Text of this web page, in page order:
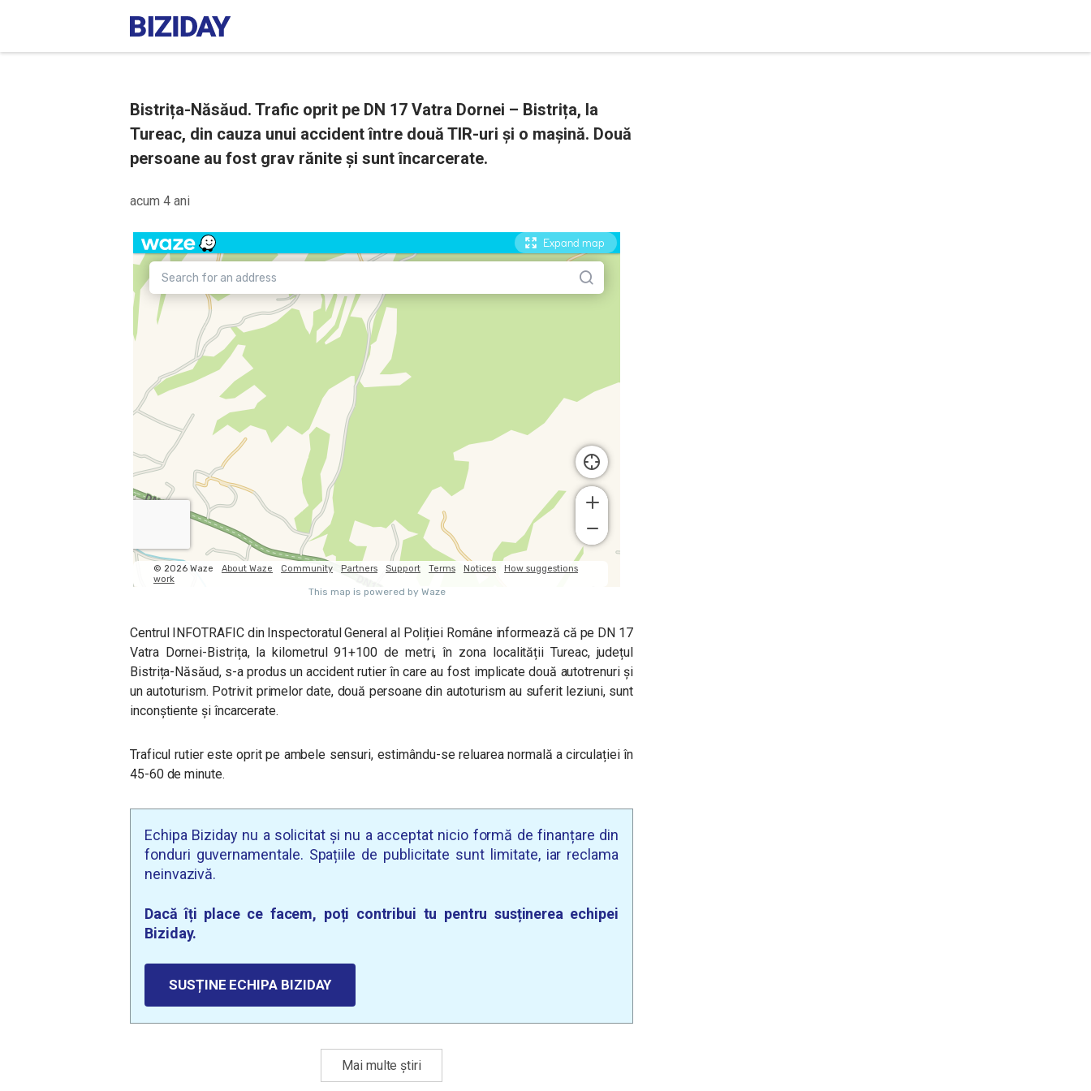
Bistrița-Năsăud. Trafic oprit pe DN 17 Vatra Dornei – Bistrița, la
Tureac, din cauza unui accident între două TIR-uri și o mașină. Două
persoane au fost grav rănite și sunt încarcerate.
acum 4 ani
Centrul INFOTRAFIC din Inspectoratul General al Poliției Române informează că pe DN 17
Vatra Dornei-Bistrița, la kilometrul 91+100 de metri, în zona localității Tureac, județul
Bistrița-Năsăud, s-a produs un accident rutier în care au fost implicate două autotrenuri și
un autoturism. Potrivit primelor date, două persoane din autoturism au suferit leziuni, sunt
inconștiente și încarcerate.
Traficul rutier este oprit pe ambele sensuri, estimându-se reluarea normală a circulației în
45-60 de minute.
Echipa Biziday nu a solicitat și nu a acceptat nicio formă de finanțare din
fonduri guvernamentale. Spațiile de publicitate sunt limitate, iar reclama
neinvazivă.
Dacă îți place ce facem, poți contribui tu pentru susținerea echipei
Biziday.
SUSȚINE ECHIPA BIZIDAY
Mai multe știri